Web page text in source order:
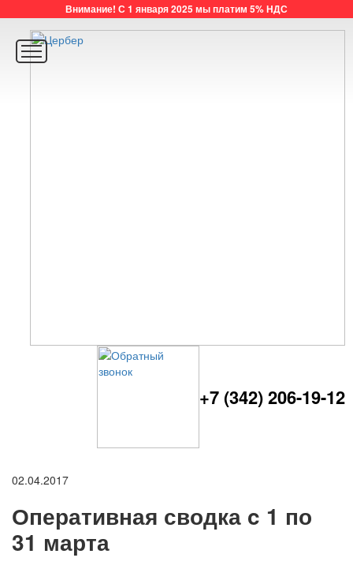
Внимание! С 1 января 2025 мы платим 5% НДС
+7 (342) 206-19-12
02.04.2017
Оперативная сводка c 1 по
31 марта